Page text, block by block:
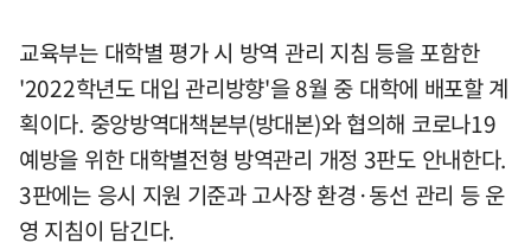
교육부는 대학별 평가 시 방역 관리 지침 등을 포함한
'2022학년도 대입 관리방향'을 8월 중 대학에 배포할 계
획이다. 중앙방역대책본부(방대본)와 협의해 코로나19
예방을 위한 대학별전형 방역관리 개정 3판도 안내한다.
3판에는 응시 지원 기준과 고사장 환경·동선 관리 등 운
영 지침이 담긴다.